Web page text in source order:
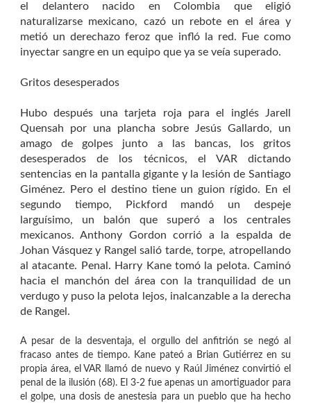
el delantero nacido en Colombia que eligió
naturalizarse mexicano, cazó un rebote en el área y
metió un derechazo feroz que infló la red. Fue como
inyectar sangre en un equipo que ya se veía superado.
Gritos desesperados
Hubo después una tarjeta roja para el inglés Jarell
Quensah por una plancha sobre Jesús Gallardo, un
amago de golpes junto a las bancas, los gritos
desesperados de los técnicos, el VAR dictando
sentencias en la pantalla gigante y la lesión de Santiago
Giménez. Pero el destino tiene un guion rígido. En el
segundo tiempo, Pickford mandó un despeje
larguísimo, un balón que superó a los centrales
mexicanos. Anthony Gordon corrió a la espalda de
Johan Vásquez y Rangel salió tarde, torpe, atropellando
al atacante. Penal. Harry Kane tomó la pelota. Caminó
hacia el manchón del área con la tranquilidad de un
verdugo y puso la pelota lejos, inalcanzable a la derecha
de Rangel.
A pesar de la desventaja, el orgullo del anfitrión se negó al
fracaso antes de tiempo. Kane pateó a Brian Gutiérrez en su
propia área, el VAR llamó de nuevo y Raúl Jiménez convirtió el
penal de la ilusión (68). El 3-2 fue apenas un amortiguador para
el golpe, una dosis de anestesia para un pueblo que ha hecho